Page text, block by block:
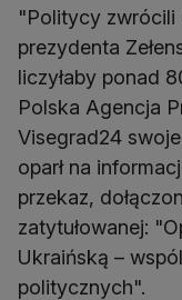
"Politycy zwrócili
prezydenta
liczyłaby ponad
Polska Agencja
Visegrad24
oparł na
przekaz,
zatytułowanej:
Ukraińską –
politycznych".